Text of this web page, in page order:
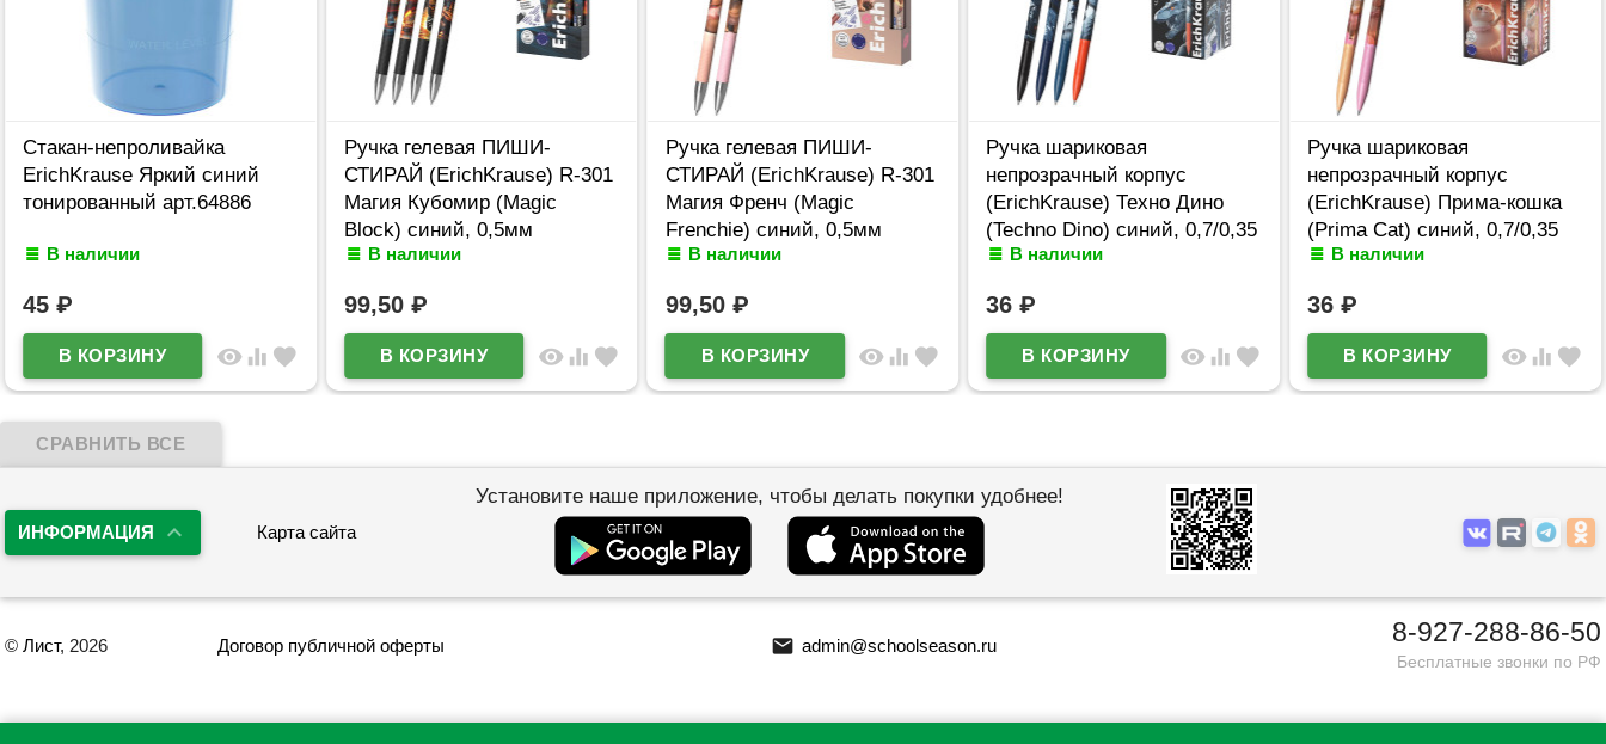
Стакан-непроливайка
ErichKrause Яркий синий
тонированный арт.64886
В наличии
45 ₽
visibility equalizer favorite
Ручка гелевая ПИШИ-
СТИРАЙ (ErichKrause) R-301
Магия Кубомир (Magic
Block) синий, 0,5мм
арт.65233
В наличии
99,50 ₽
visibility equalizer favorite
Ручка гелевая ПИШИ-
СТИРАЙ (ErichKrause) R-301
Магия Френч (Magic
Frenchie) синий, 0,5мм
арт.65335
В наличии
99,50 ₽
visibility equalizer favorite
Ручка шариковая
непрозрачный корпус
(ErichKrause) Техно Дино
(Techno Dino) синий, 0,7/0,35
арт.65178 (Ст.50)
В наличии
36₽
visibility equalizer favorite
Ручка шариковая
непрозрачный корпус
(ErichKrause) Прима-кошка
(Prima Cat) синий, 0,7/0,35
арт.65352 (Ст.50)
В наличии
36₽
visibility equalizer favorite
ИНФОРМАЦИЯ Карта сайта
Установите наше приложение, чтобы делать покупки удобнее!
© Лист, 2026 Договор публичной оферты email admin@schoolseason.ru 8-927-288-86-50
Бесплатные звонки по РФ